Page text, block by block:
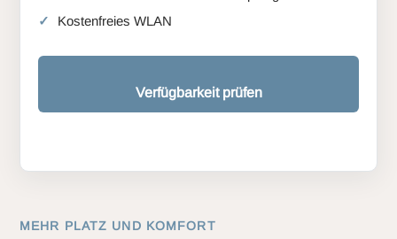
Kostenfreies WLAN
Verfügbarkeit prüfen
MEHR PLATZ UND KOMFORT